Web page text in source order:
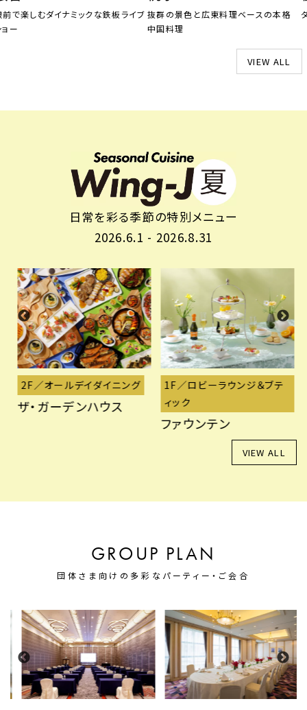
レストラン＆バー
宴会・会議・パーティー
新着情報
お問い合わせ
One Harmony
しむダイナミックな鉄板ライブ抜群の景色と広東料理ベースの本格
中国料理
ダー
VIEW ALL
日常を彩る季節の特別メニュー
2026.6.1 - 2026.8.31
2F／オールデイダイニング
ザ・ガーデンハウス
1F／ロビーラウンジ＆ブテ
ィック
ファウンテン
VIEW ALL
GROUP PLAN
団体さま向けの多彩なパーティー・ご会合